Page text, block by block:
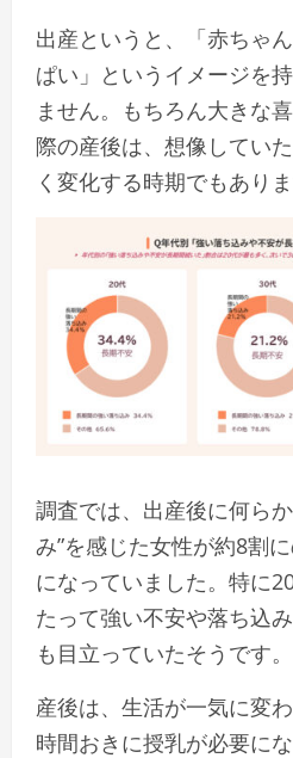
出産というと、「赤ちゃ
ぱい」というイメージを
ません。もちろん大きな
際の産後は、想像してい
く変化する時期でもありま
調査では、出産後に何ら
み”を感じた女性が約8割
になっていました。特に
たって強い不安や落ち込
も目立っていたそうです。
産後は、生活が一気に変
時間おきに授乳が必要に